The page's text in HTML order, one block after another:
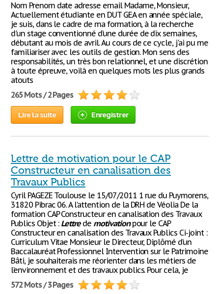
Nom Prenom date adresse email Madame, Monsieur,
Actuellement étudiante en DUT GEA en année spéciale,
je suis, dans le cadre de ma formation, à la recherche
d'un stage conventionné d’une durée de dix semaines,
débutant au mois de avril. Au cours de ce cycle, j'ai pu me
familiariser avec les outils de gestion. Mon sens des
responsabilités, un très bon relationnel, et une discrétion
à toute épreuve, voilà en quelques mots les plus grands
atouts
265 Mots / 2 Pages
Lire la suite Enregistrer
Lettre de motivation pour le CAP
Constructeur en canalisation des
Travaux Publics
Cyril PAGEZE Toulouse le 15/07/2011 1 rue du Puymorens,
31820 Pibrac 06. A l’attention de la DRH de Véolia De la
formation CAP Constructeur en canalisation des Travaux
Publics Objet : Lettrede motivationpour le CAP
Constructeur en canalisation des Travaux Publics Ci-joint :
Curriculum Vitae Monsieur le Directeur, Diplômé d’un
Baccalauréat Professionnel Intervention sur le Patrimoine
Bâti, je souhaiterais me réorienter dans les métiers de
l’environnement et des travaux publics. Pour cela, je
572 Mots / 3 Pages